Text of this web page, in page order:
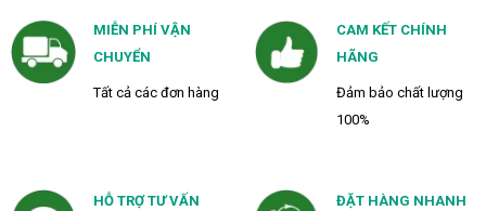
MIỄN PHÍ VẬN
CHUYỂN
Tất cả các đơn hàng
CAM KẾT CHÍNH
HÃNG
Đảm bảo chất lượng
100%
HỖ TRỢ TƯ VẤN ĐẶT HÀNG NHANH